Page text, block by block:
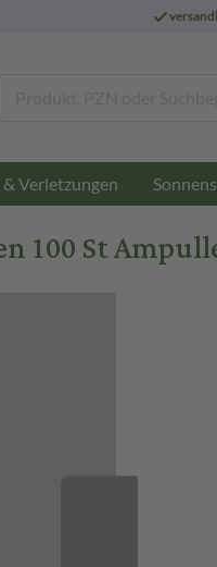
& Verletzungen
100 St